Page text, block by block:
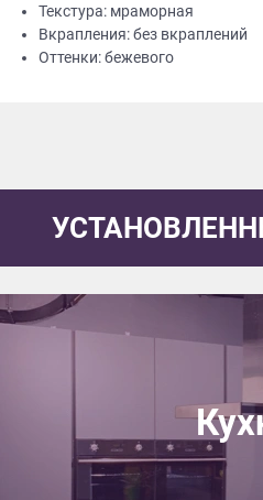
Текстура: мраморная
Вкрапления: без вкраплений
Оттенки: бежевого